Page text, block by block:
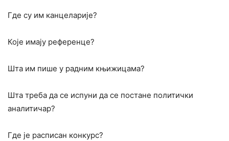
Где су им канцеларије?
Које имају референце?
Шта им пише у радним књижицама?
Шта треба да се испуни да се постане политички
аналитичар?
Где је расписан конкурс?